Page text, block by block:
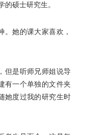
的硕士研究生。
。她的课大家喜欢，
但是听师兄师姐说导
有一个单独的文件夹
她度过我的研究生时